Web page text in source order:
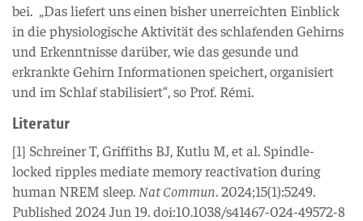
bei. „Das liefert uns einen bisher unerreichten Einblick
in die physiologische Aktivität des schlafenden Gehirns
und Erkenntnisse darüber, wie das gesunde und
erkrankte Gehirn Informationen speichert, organisiert
und im Schlaf stabilisiert“, so Prof. Rémi.
Literatur
[1] Schreiner T, Griffiths BJ, Kutlu M, et al. Spindle-
locked ripples mediate memory reactivation during
human NREM sleep. Nat Commun. 2024;15(1):5249.
Published 2024 Jun 19. doi:10.1038/s41467-024-49572-8